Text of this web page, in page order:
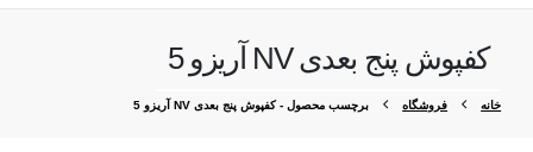
کفپوش پنج بعدی NV آریزو 5
خانه فروشگاه برچسب محصول -کفپوش پنج بعدی NV آریزو 5